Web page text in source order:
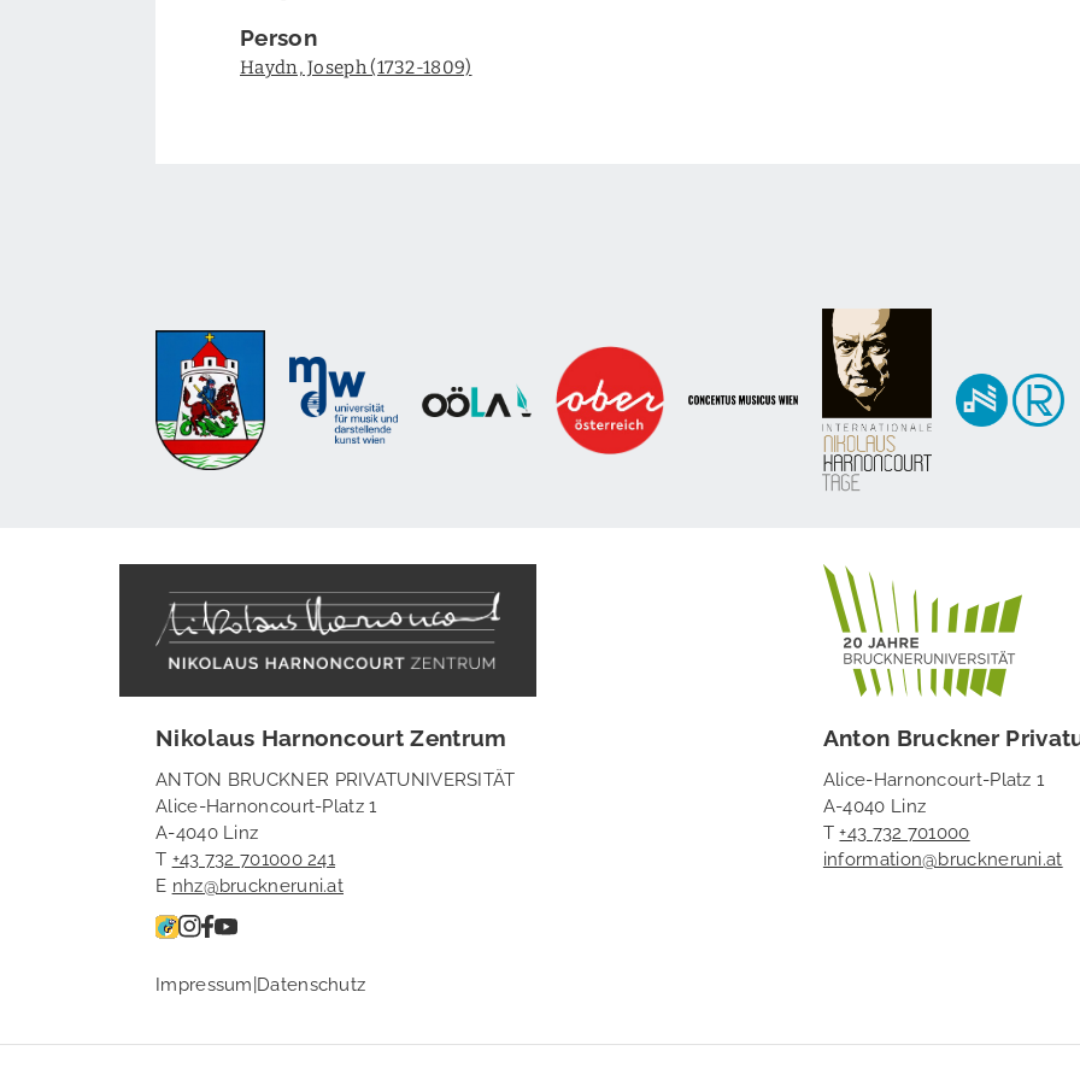
Person
Haydn, Joseph (1732-1809)
Nikolaus Harnoncourt Zentrum
ANTON BRUCKNER PRIVATUNIVERSITÄT
Alice-Harnoncourt-Platz 1
A-4040 Linz
T +43 732 701000 241
E nhz@bruckneruni.at
Impressum|Datenschutz
Anton Bruckner
Alice-Harnoncourt-Platz 1
A-4040 Linz
T+43 732 701000
information@bruckneruni.at